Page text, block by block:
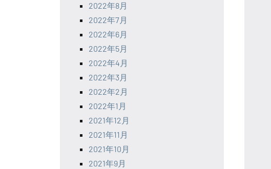
2022年8月
2022年7月
2022年6月
2022年5月
2022年4月
2022年3月
2022年2月
2022年1月
2021年12月
2021年11月
2021年10月
2021年9月